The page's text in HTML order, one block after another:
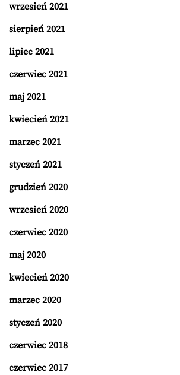
wrzesień 2021
sierpień 2021
lipiec 2021
czerwiec 2021
maj 2021
kwiecień 2021
marzec 2021
styczeń 2021
grudzień 2020
wrzesień 2020
czerwiec 2020
maj 2020
kwiecień 2020
marzec 2020
styczeń 2020
czerwiec 2018
czerwiec 2017